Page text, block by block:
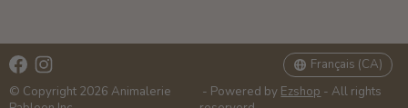
© Copyright 2026 Animalerie
- Powered by Ezshop - All rights
Français (CA)